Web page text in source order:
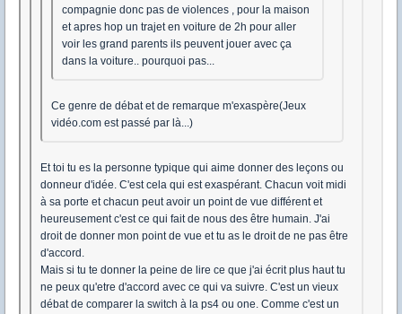
compagnie donc pas de violences , pour la maison
et apres hop un trajet en voiture de 2h pour aller
voir les grand parents ils peuvent jouer avec ça
dans la voiture.. pourquoi pas...
Ce genre de débat et de remarque m'exaspère(Jeux
vidéo.com est passé par là...)
Et toi tu es la personne typique qui aime donner des leçons ou
donneur d'idée. C'est cela qui est exaspérant. Chacun voit midi
à sa porte et chacun peut avoir un point de vue différent et
heureusement c'est ce qui fait de nous des être humain. J'ai
droit de donner mon point de vue et tu as le droit de ne pas être
d'accord.
Mais si tu te donner la peine de lire ce que j'ai écrit plus haut tu
ne peux qu'etre d'accord avec ce qui va suivre. C'est un vieux
débat de comparer la switch à la ps4 ou one. Comme c'est un